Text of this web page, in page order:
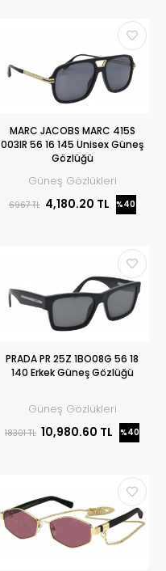
MARC JACOBS MARC 415S
003IR 56 16 145 Unisex Güneş
Gözlüğü
Güneş Gözlükleri
6967 TL 4,180.20 TL %40
PRADA PR 25Z 1BO08G 56 18
140 Erkek Güneş Gözlüğü
Güneş Gözlükleri
18301 TL 10,980.60 TL %40